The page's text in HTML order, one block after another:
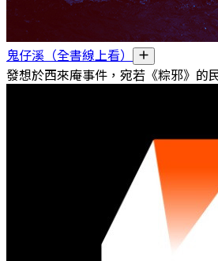
鬼仔溪（全書線上看）
發想於西來庵事件，宛若《粽邪》的